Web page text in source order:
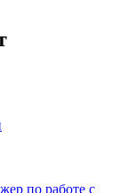
по работе с